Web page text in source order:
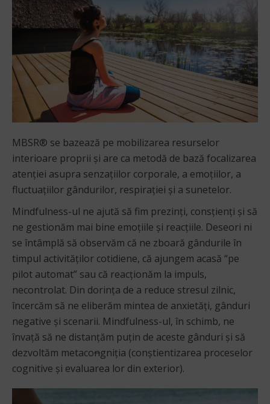
MBSR® se bazează pe mobilizarea resurselor
interioare proprii și are ca metodă de bază focalizarea
atenţiei asupra senzaţiilor corporale, a emoţiilor, a
fluctuaţiilor gândurilor, respiraţiei şi a sunetelor.
Mindfulness-ul ne ajută să fim prezinți, consțienți și să
ne gestionăm mai bine emoțiile și reacțiile. Deseori ni
se întâmplă să observăm că ne zboară gândurile în
timpul activităților cotidiene, că ajungem acasă “pe
pilot automat” sau că reacționăm la impuls,
necontrolat. Din dorința de a reduce stresul zilnic,
încercăm să ne eliberăm mintea de anxietăți, gânduri
negative și scenarii. Mindfulness-ul, în schimb, ne
învață să ne distanțăm puțin de aceste gânduri și să
dezvoltăm metacongniția (conștientizarea proceselor
cognitive și evaluarea lor din exterior).